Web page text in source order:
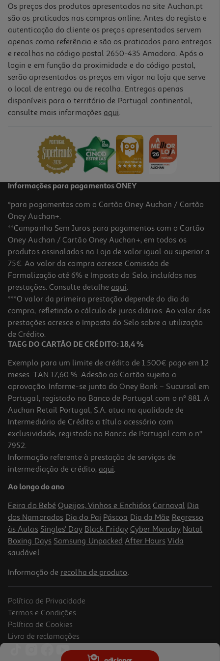
4.8
Champô Klorane Peónia 200ml
14,10 €
5.0
Champo Klorane Galanga Reequilibrante 400ml
50.5 €/Lt
20,20 €
4.9
Champo Klorane Galanga Reequilibrante 200ml
70.45 €/Lt
14,09 €
-25%
Champô Ducray Kelual Ds 100ml
Os preços dos produtos apresentados no site Auchan.pt
são os praticados nas compras online. Antes do registo e
autenticação do cliente os preços apresentados servem
apenas como referência e são os praticados para entregas
e recolhas no código postal 2650-435 Amadora. Após o
login e em função da proximidade e do código postal,
serão apresentados os preços em vigor na loja que serve
o local de entrega ou de recolha. Entregas apenas
disponíveis para o território de Portugal continental,
consulte mais informações aqui.
Informações para pagamentos ONEY
*para pagamentos com o Cartão Oney Auchan / Cartão
Oney Auchan+.
**Campanha Sem Juros para pagamentos com o Cartão
Oney Auchan / Cartão Oney Auchan+, em todos os
produtos assinalados na Loja de valor igual ou superior a
75€. Ao valor da compra acresce Comissão de
Formalização até 6% e Imposto do Selo, incluídos nas
prestações. Consulte detalhe aqui.
***O valor da primeira prestação depende do dia da
compra, refletindo o cálculo de juros diários. Ao valor das
prestações acresce o Imposto do Selo sobre a utilização
de Crédito.
TAEG DO CARTÃO DE CRÉDITO: 18,4 %
Exemplo para um limite de crédito de 1.500€ pago em 12
meses. TAN 17,60 %. Adesão ao Cartão sujeita a
aprovação. Informe-se junto do Oney Bank – Sucursal em
Portugal, registado no Banco de Portugal com o nº 881. A
Auchan Retail Portugal, S.A. atua na qualidade de
Intermediário de Crédito a título acessório com
exclusividade, registado no Banco de Portugal com o nº
7952.
Informação referente à prestação de serviços de
intermediação de crédito, aqui.
Ao longo do ano
Feira do Bebé Queijos, Vinhos e Enchidos Carnaval Dia
dos Namorados Dia do Pai Páscoa Dia da Mãe Regresso
às Aulas Singles' Day Black Friday Cyber Monday Natal
Boxing Days Samsung Unpacked After Hours Vida
saudável
Informação de recolha de produto.
Política de Privacidade
Termos e Condições
Política de Cookies
Livro de reclamações